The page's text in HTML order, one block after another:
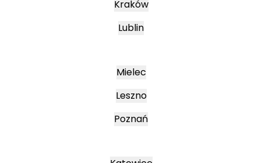
Kraków
Lublin
Mielec
Leszno
Poznań